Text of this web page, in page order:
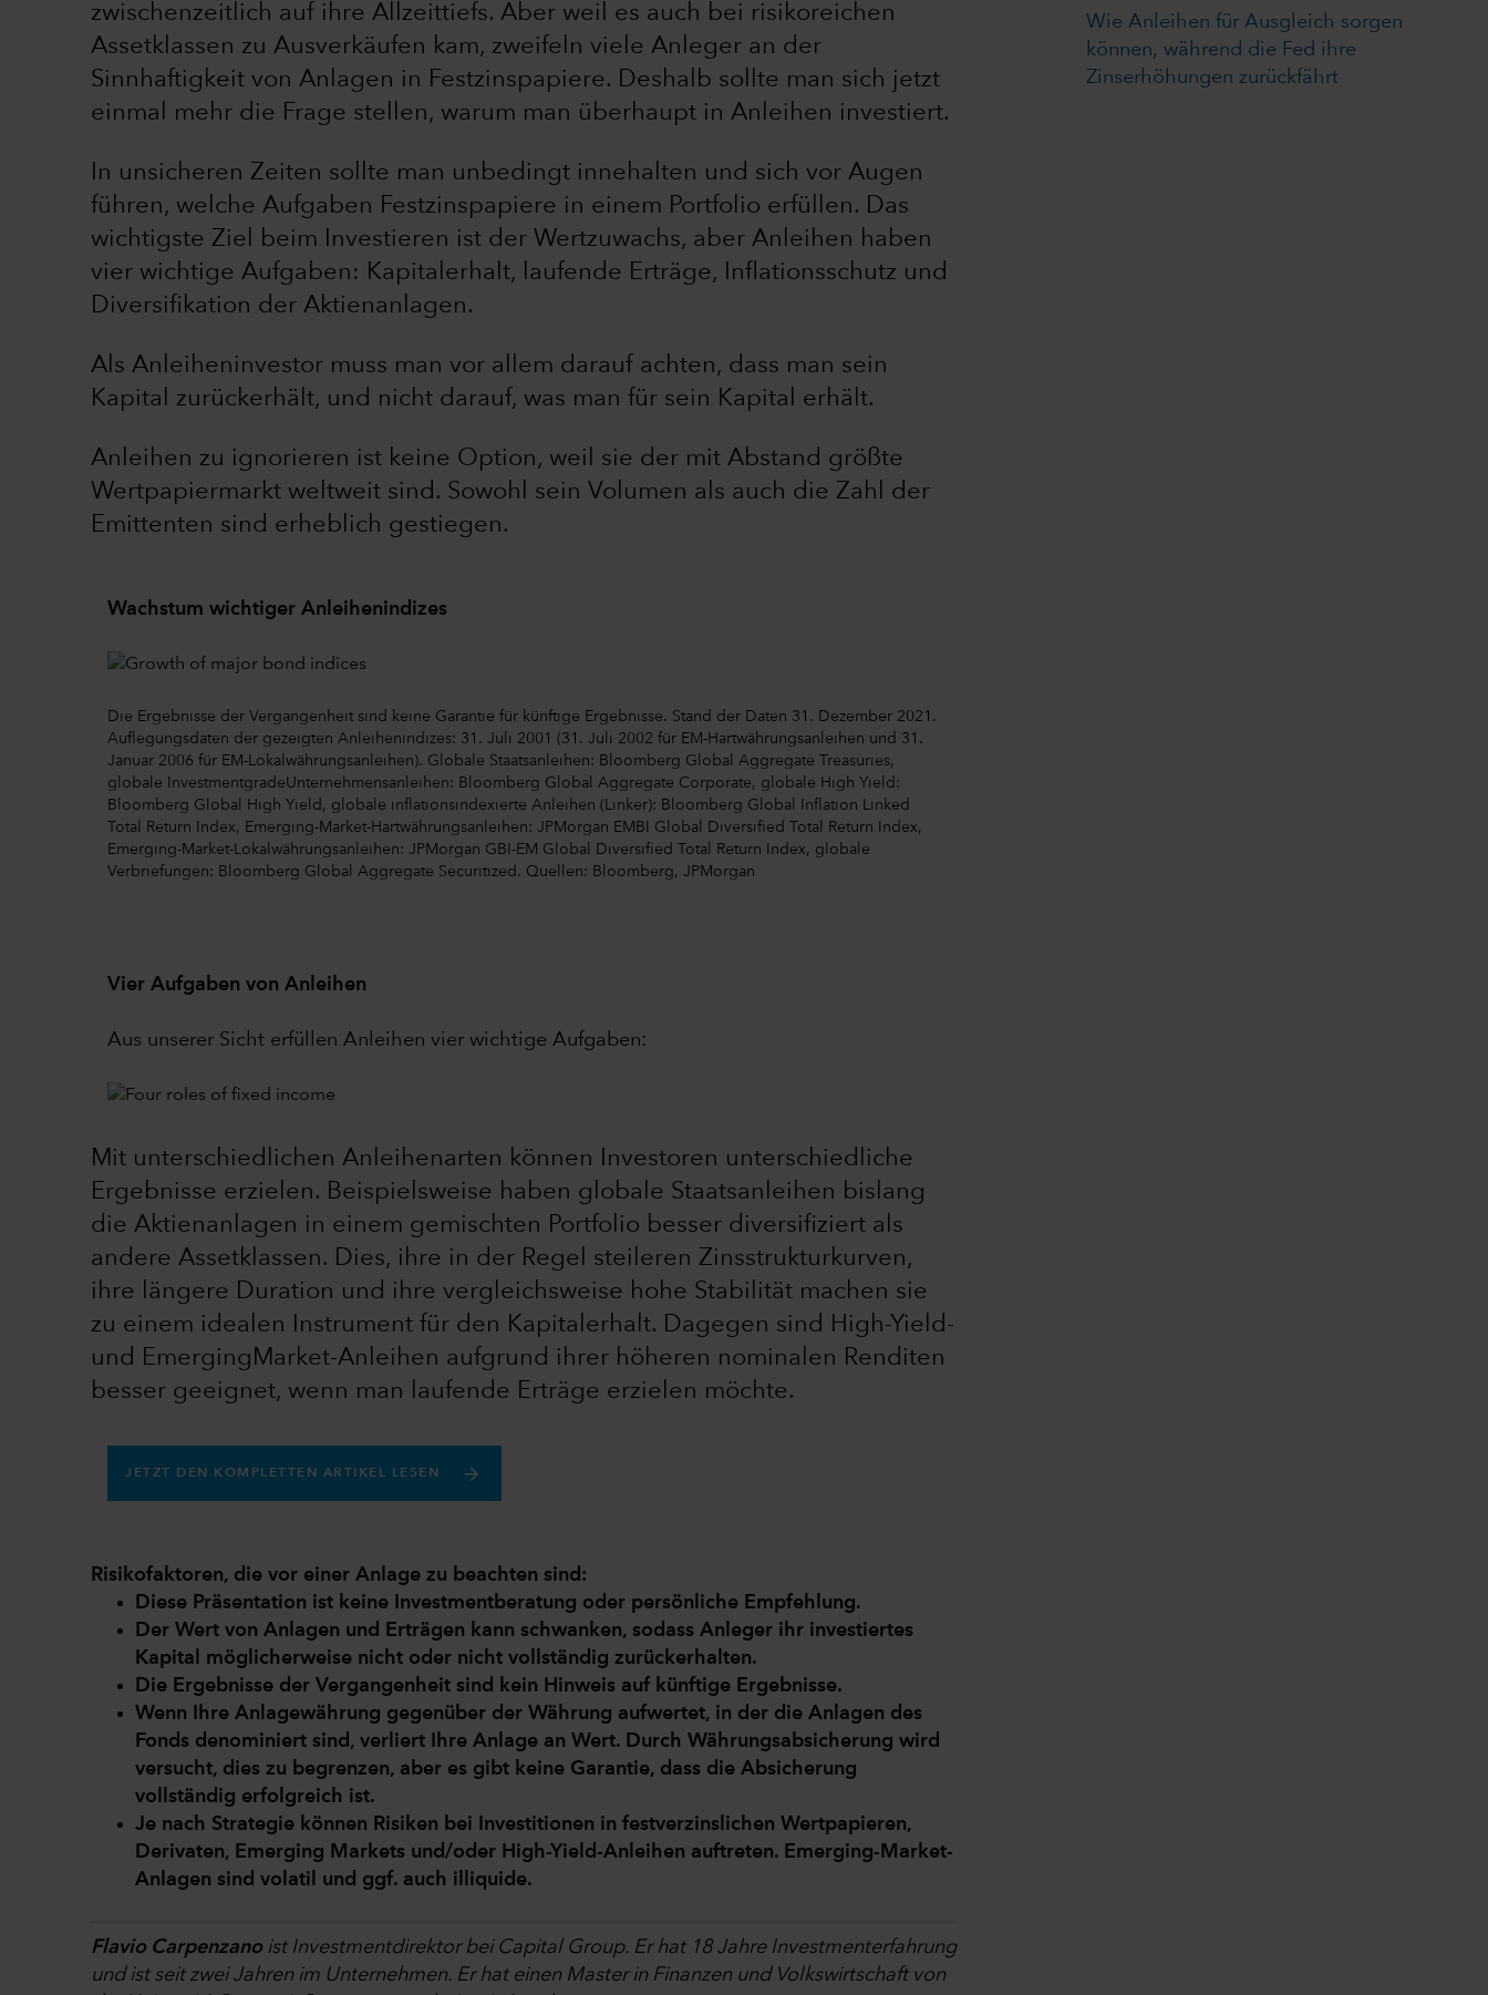
zwischenzeitlich auf ihre Allzeittiefs. Aber weil es auch bei risikoreichen
Assetklassen zu Ausverkäufen kam, zweifeln viele Anleger an der
Sinnhaftigkeit von Anlagen in Festzinspapiere. Deshalb sollte man sich jetzt
einmal mehr die Frage stellen, warum man überhaupt in Anleihen investiert.
In unsicheren Zeiten sollte man unbedingt innehalten und sich vor Augen
führen, welche Aufgaben Festzinspapiere in einem Portfolio erfüllen. Das
wichtigste Ziel beim Investieren ist der Wertzuwachs, aber Anleihen haben
vier wichtige Aufgaben: Kapitalerhalt, laufende Erträge, Inflationsschutz und
Diversifikation der Aktienanlagen.
Als Anleiheninvestor muss man vor allem darauf achten, dass man sein
Kapital zurückerhält, und nicht darauf, was man für sein Kapital erhält.
Anleihen zu ignorieren ist keine Option, weil sie der mit Abstand größte
Wertpapiermarkt weltweit sind. Sowohl sein Volumen als auch die Zahl der
Emittenten sind erheblich gestiegen.
Wachstum wichtiger Anleihenindizes
Die Ergebnisse der Vergangenheit sind keine Garantie für künftige Ergebnisse. Stand der Daten 31. Dezember 2021.
Auflegungsdaten der gezeigten Anleihenindizes: 31. Juli 2001 (31. Juli 2002 für EM-Hartwährungsanleihen und 31.
Januar 2006 für EM-Lokalwährungsanleihen). Globale Staatsanleihen: Bloomberg Global Aggregate Treasuries,
globale InvestmentgradeUnternehmensanleihen: Bloomberg Global Aggregate Corporate, globale High Yield:
Bloomberg Global High Yield, globale inflationsindexierte Anleihen (Linker): Bloomberg Global Inflation Linked
Total Return Index, Emerging-Market-Hartwährungsanleihen: JPMorgan EMBI Global Diversified Total Return Index,
Emerging-Market-Lokalwährungsanleihen: JPMorgan GBI-EM Global Diversified Total Return Index, globale
Verbriefungen: Bloomberg Global Aggregate Securitized. Quellen: Bloomberg, JPMorgan
Vier Aufgaben von Anleihen
Aus unserer Sicht erfüllen Anleihen vier wichtige Aufgaben:
Mit unterschiedlichen Anleihenarten können Investoren unterschiedliche
Ergebnisse erzielen. Beispielsweise haben globale Staatsanleihen bislang
die Aktienanlagen in einem gemischten Portfolio besser diversifiziert als
andere Assetklassen. Dies, ihre in der Regel steileren Zinsstrukturkurven,
ihre längere Duration und ihre vergleichsweise hohe Stabilität machen sie
zu einem idealen Instrument für den Kapitalerhalt. Dagegen sind High-Yield-
und EmergingMarket-Anleihen aufgrund ihrer höheren nominalen Renditen
besser geeignet, wenn man laufende Erträge erzielen möchte.
JETZT DEN KOMPLETTEN ARTIKEL LESEN
Risikofaktoren, die vor einer Anlage zu beachten sind:
Diese Präsentation ist keine Investmentberatung oder persönliche Empfehlung.
Der Wert von Anlagen und Erträgen kann schwanken, sodass Anleger ihr investiertes
Kapital möglicherweise nicht oder nicht vollständig zurückerhalten.
Die Ergebnisse der Vergangenheit sind kein Hinweis auf künftige Ergebnisse.
Wenn Ihre Anlagewährung gegenüber der Währung aufwertet, in der die Anlagen des
Fonds denominiert sind, verliert Ihre Anlage an Wert. Durch Währungsabsicherung wird
versucht, dies zu begrenzen, aber es gibt keine Garantie, dass die Absicherung
vollständig erfolgreich ist.
Je nach Strategie können Risiken bei Investitionen in festverzinslichen Wertpapieren,
Derivaten, Emerging Markets und/oder High-Yield-Anleihen auftreten. Emerging-Market-
Anlagen sind volatil und ggf. auch illiquide.
Flavio Carpenzanoist Investmentdirektor bei Capital Group. Er hat 18 Jahre Investmenterfahrung
und ist seit zwei Jahren im Unternehmen. Er hat einen Master in Finanzen und Volkswirtschaft von
Wie Anleihen für Ausgleich sorgen
können, während die Fed ihre
Zinserhöhungen zurückfährt